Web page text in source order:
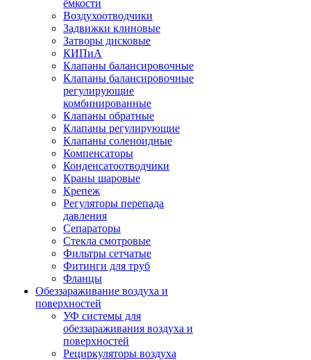
ёмкости
Воздухоотводчики
Задвижки клиновые
Затворы дисковые
КИПиА
Клапаны балансировочные
Клапаны балансировочные
регулирующие
комбинированные
Клапаны обратные
Клапаны регулирующие
Клапаны соленоидные
Компенсаторы
Конденсатоотводчики
Краны шаровые
Крепеж
Регуляторы перепада
давления
Сепараторы
Стекла смотровые
Фильтры сетчатые
Фитинги для труб
Фланцы
Обеззараживание воздуха и
поверхностей
УФ системы для
обеззараживания воздуха и
поверхностей
Рециркуляторы воздуха